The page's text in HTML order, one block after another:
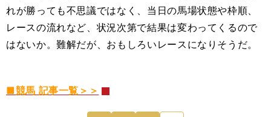
れが勝っても不思議ではなく、当日の馬場状態や枠順、
レースの流れなど、状況次第で結果は変わってくるので
はないか。難解だが、おもしろいレースになりそうだ。
■競馬 記事一覧＞＞